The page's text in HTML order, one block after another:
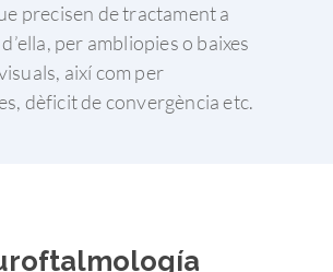
precisen de tractament a
per ambliopies o baixes
així com per
dèficit de convergència etc.